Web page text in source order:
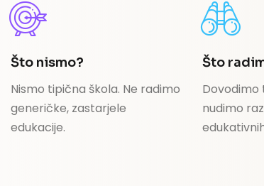
Što nismo?
Nismo tipična škola. Ne radimo
generičke, zastarjele
edukacije.
Što
nudimo